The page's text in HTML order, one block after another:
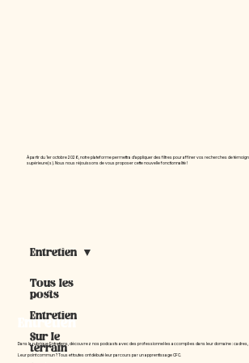
À partir du 1er octobre 2026, notre plateforme permettra d'appliquer des filtres pour affiner vos recherches de
supérieure(s). Nous nous réjouissons de vous proposer cette nouvelle fonctionnalité !
Tous les
posts
Entretien
Sur le
terrain
Entretien
Entretien
Dans la rubrique Entretiens, découvrez nos podcasts avec des professionnel·les accompli·es dans leur domaine :
Leur point commun ? Tous et toutes ont débuté leur parcours par un apprentissage CFC.